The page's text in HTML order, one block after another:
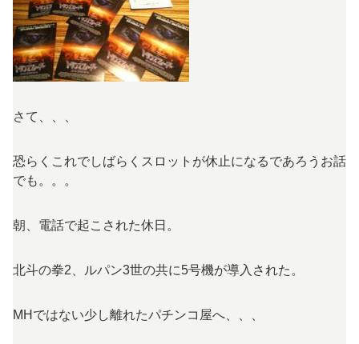
さて、、、
恐らくこれでしばらくスロットが休止になるであろうお話
でも。。。
朝、電話で起こされた休日。
北斗の拳2、ルパン3世の共に5号機が導入された。
MHではない少し離れたパチンコ屋へ、、、